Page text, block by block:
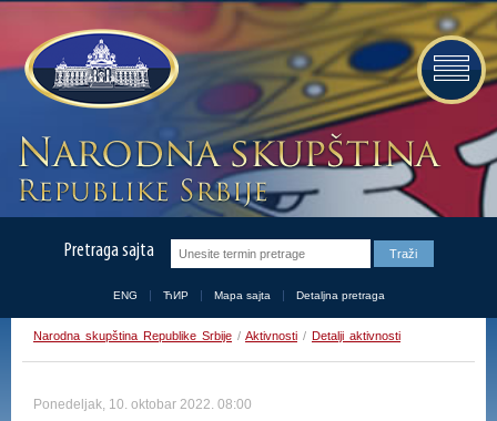
Pretraga sajta
ENG ЋИР Mapa sajta Detaljna pretraga
Narodna skupština Republike Srbije / Aktivnosti / Detalji aktivnosti
Ponedeljak, 10. oktobar 2022. 08:00